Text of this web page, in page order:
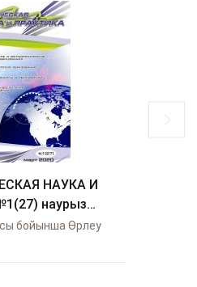
НАУКА И
наурыз
бойынша Өрлеу